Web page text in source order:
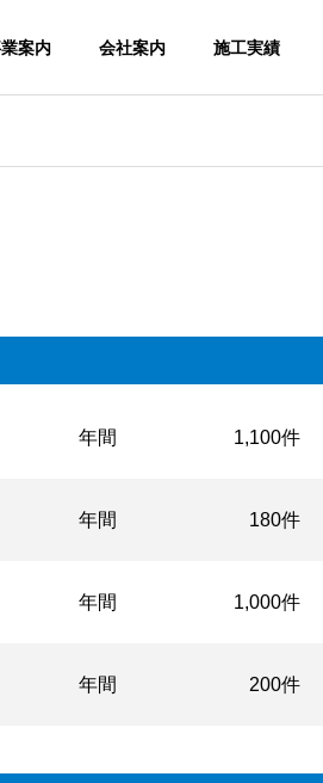
案内 会社案内 施工実績
年間 1,100件
年間 180件
年間 1,000件
年間 200件